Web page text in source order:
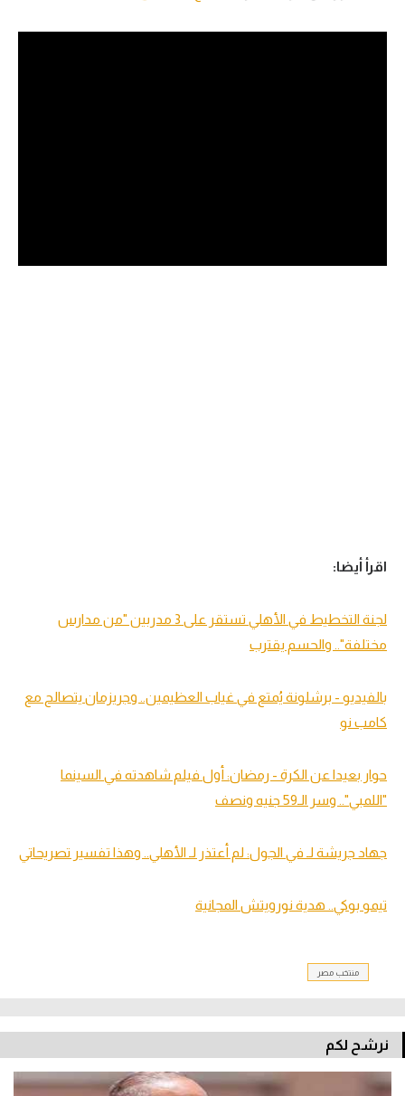
اقرأ أيضا:
لجنة التخطيط في الأهلي تستقر على 3 مدربين "من مدارس
مختلفة".. والحسم يقترب
بالفيديو - برشلونة يُمتع في غياب العظيمين.. وجريزمان يتصالح مع
كامب نو
حوار بعيدا عن الكرة - رمضان: أول فيلم شاهدته في السينما
"اللمبي".. وسر الـ59 جنيه ونصف
جهاد جريشة لـ في الجول: لم أعتذر لـ الأهلي.. وهذا تفسير تصريحاتي
تيمو بوكي.. هدية نورويتش المجانية
منتخب مصر
نرشح لكم